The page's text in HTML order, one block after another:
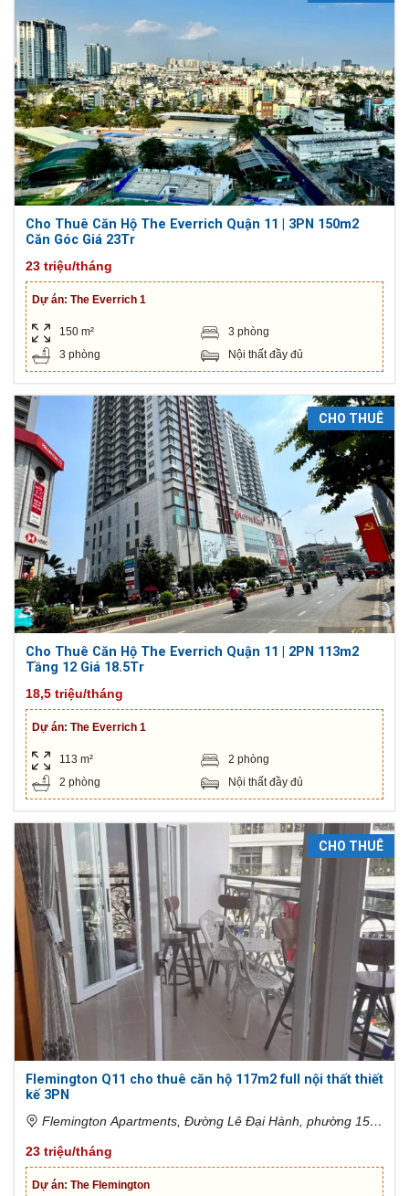
Cho Thuê Căn Hộ The Everrich Quận 11 | 3PN 150m2
Căn Góc Giá 23Tr
23 triệu/tháng
Dự án: The Everrich 1
150 m²
3 phòng
3 phòng
Nội thất đầy đủ
CHO THUÊ
Cho Thuê Căn Hộ The Everrich Quận 11 | 2PN 113m2
Tầng 12 Giá 18.5Tr
18,5 triệu/tháng
Dự án: The Everrich 1
113 m²
2 phòng
2 phòng
Nội thất đầy đủ
CHO THUÊ
Flemington Q11 cho thuê căn hộ 117m2 full nội thất thiết
kế 3PN
23 triệu/tháng
Dự án: The Flemington